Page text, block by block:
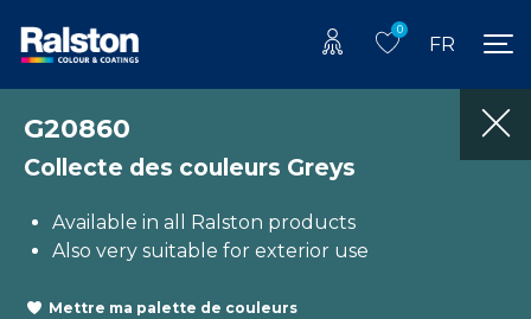
0
FR
G20860
Collecte des couleurs Greys
Available in all Ralston products
Also very suitable for exterior use
Mettre ma palette de couleurs